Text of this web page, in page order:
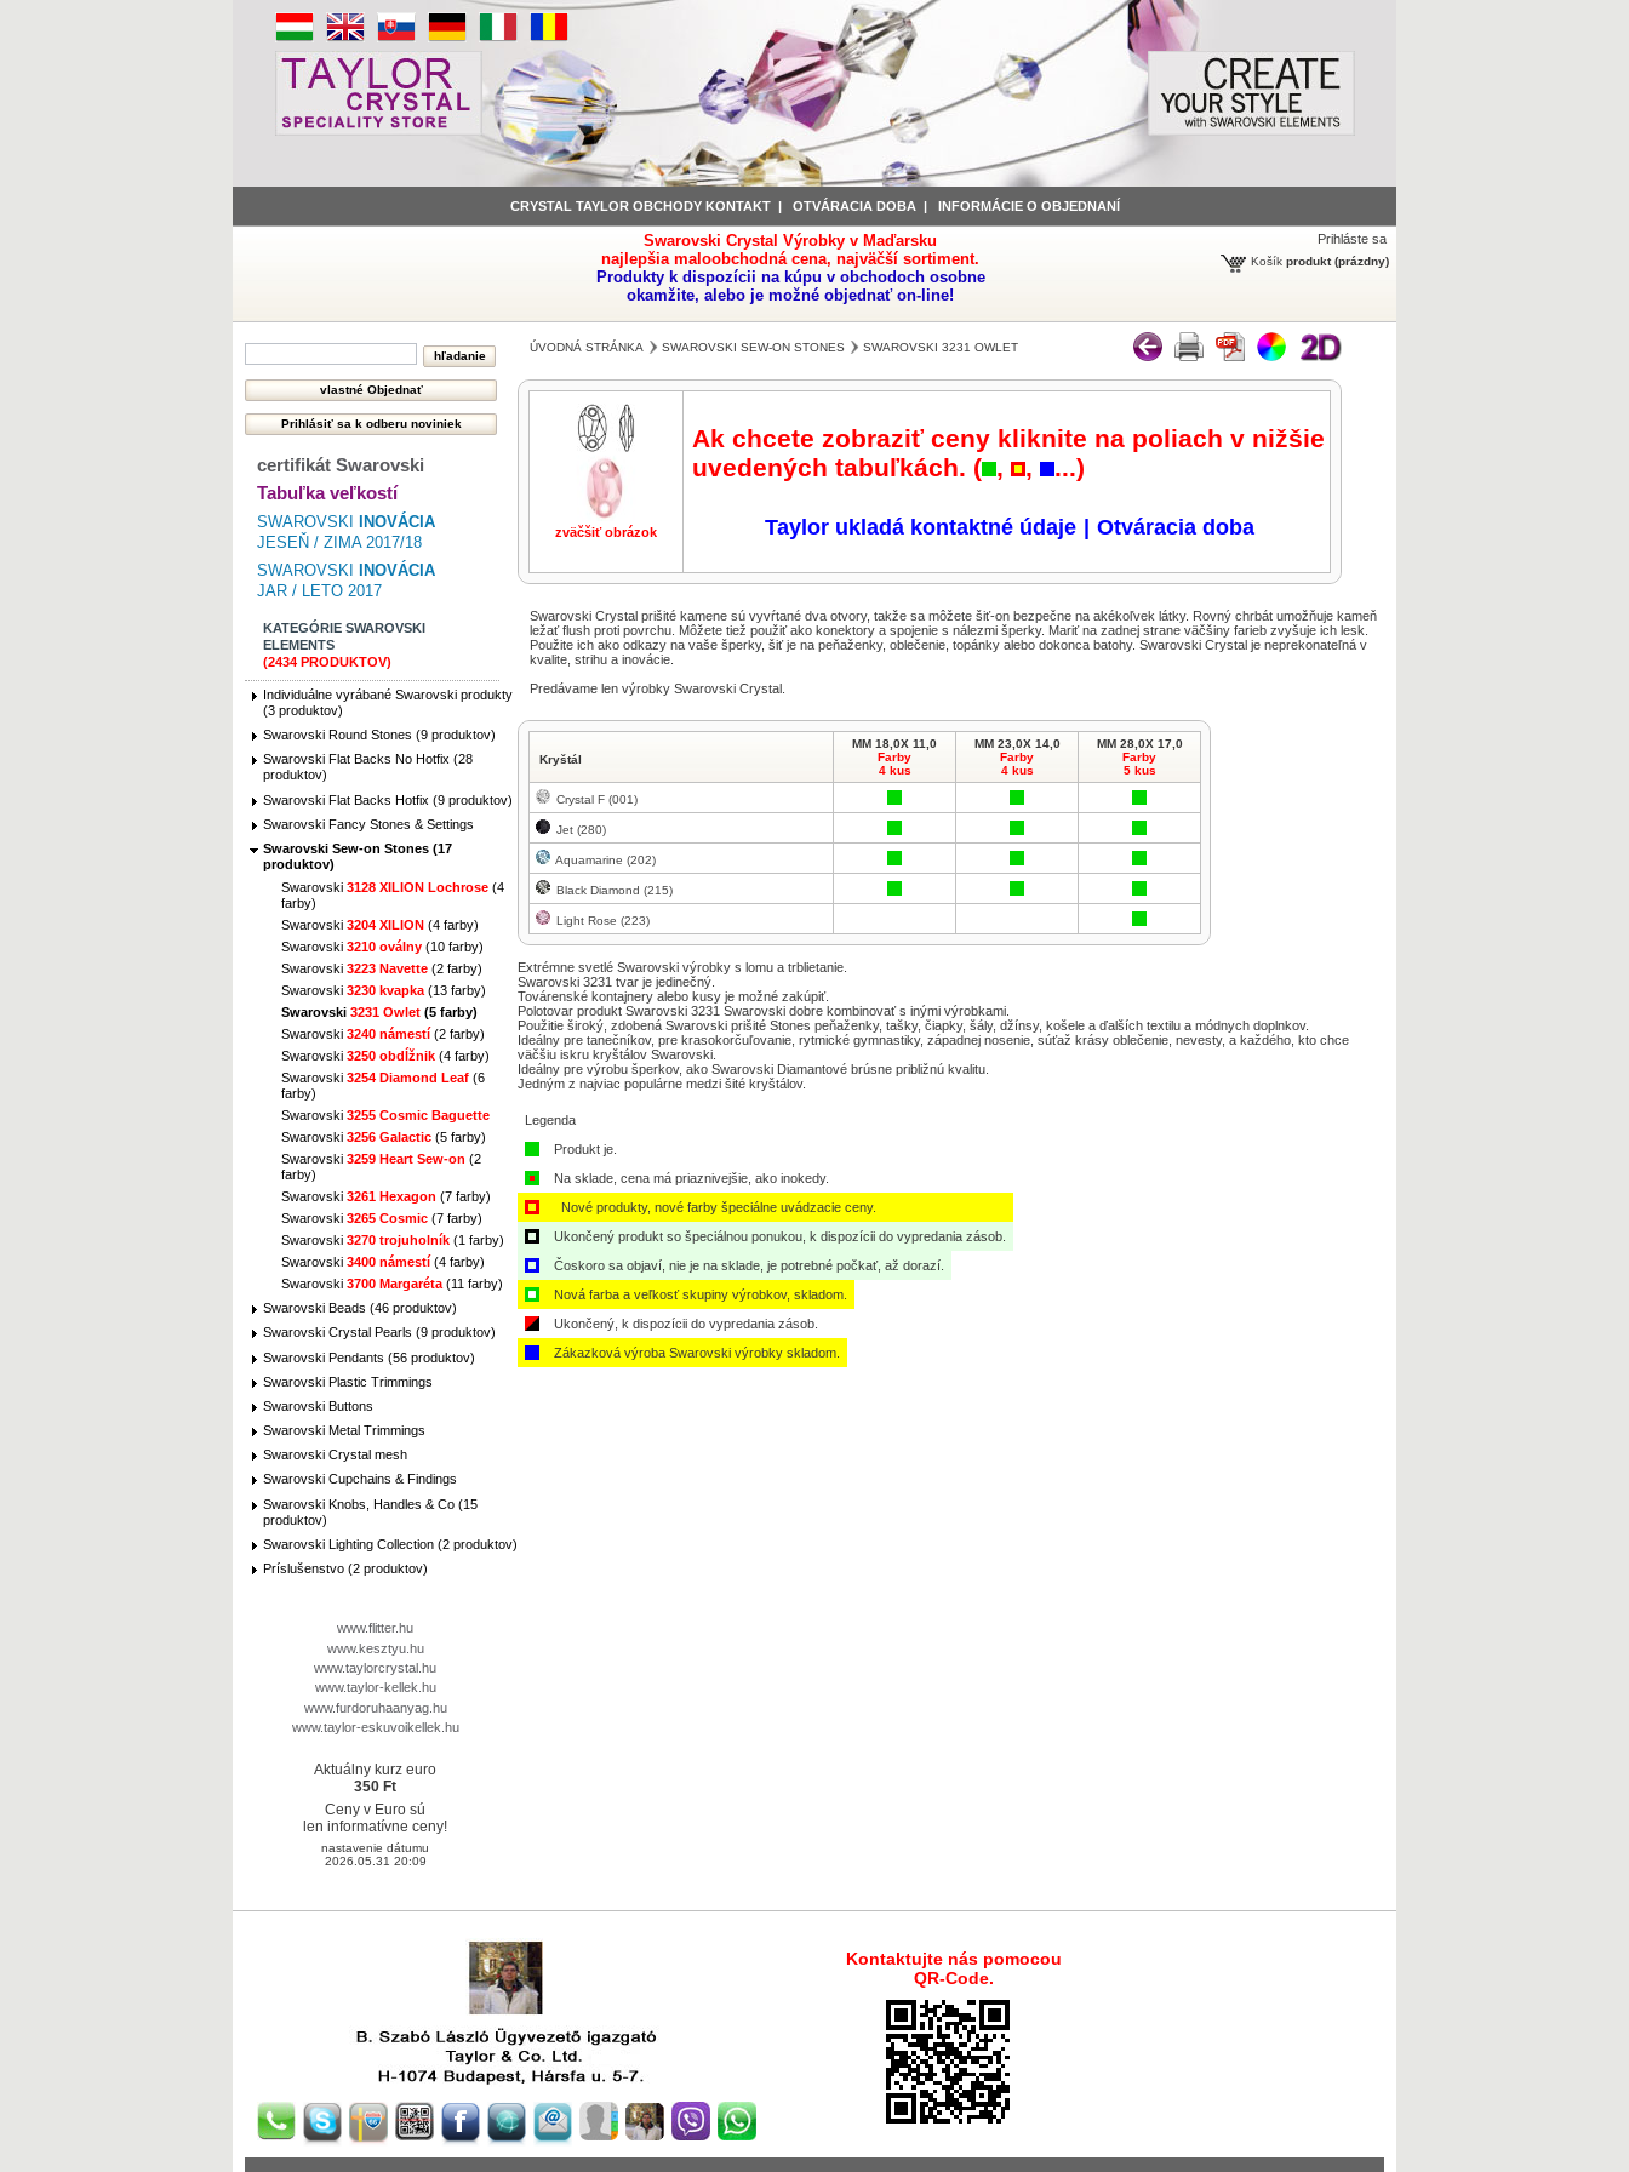
CRYSTAL TAYLOR OBCHODY KONTAKT| OTVÁRACIA DOBA | INFORMÁCIE O OBJEDNANÍ
Swarovski Crystal Výrobky v Maďarsku
najlepšia maloobchodná cena, najväčší sortiment.
Produkty k dispozícii na kúpu v obchodoch osobne
okamžite, alebo je možné objednať on-line!
Prihláste sa
Košík produkt (prázdny)
certifikát Swarovski
Tabuľka veľkostí
SWAROVSKI
INOVÁCIA
JESEŇ / ZIMA 2017/18
SWAROVSKI
INOVÁCIA
JAR / LETO 2017
KATEGÓRIE SWAROVSKI
ELEMENTS
(2434 PRODUKTOV)
Individuálne vyrábané Swarovski produkty
(3 produktov)
Swarovski Round Stones (9 produktov)
Swarovski Flat Backs No Hotfix (28
produktov)
Swarovski Flat Backs Hotfix (9 produktov)
Swarovski Fancy Stones & Settings
Swarovski Sew-on Stones (17
produktov)
Swarovski 3128 XILION Lochrose (4
farby)
Swarovski 3204 XILION (4 farby)
Swarovski 3210 oválny (10 farby)
Swarovski 3223 Navette (2 farby)
Swarovski 3230 kvapka (13 farby)
Swarovski 3231 Owlet (5 farby)
Swarovski 3240 námestí (2 farby)
Swarovski 3250 obdĺžnik (4 farby)
Swarovski 3254 Diamond Leaf (6
farby)
Swarovski 3255 Cosmic Baguette
Swarovski 3256 Galactic (5 farby)
Swarovski 3259 Heart Sew-on (2
farby)
Swarovski 3261 Hexagon (7 farby)
Swarovski 3265 Cosmic (7 farby)
Swarovski 3270 trojuholník (1 farby)
Swarovski 3400 námestí (4 farby)
Swarovski 3700 Margaréta (11 farby)
Swarovski Beads (46 produktov)
Swarovski Crystal Pearls (9 produktov)
Swarovski Pendants (56 produktov)
Swarovski Plastic Trimmings
Swarovski Buttons
Swarovski Metal Trimmings
Swarovski Crystal mesh
Swarovski Cupchains & Findings
Swarovski Knobs, Handles & Co (15
produktov)
Swarovski Lighting Collection (2 produktov)
Príslušenstvo (2 produktov)
www.flitter.hu
www.kesztyu.hu
www.taylorcrystal.hu
www.taylor-kellek.hu
www.furdoruhaanyag.hu
www.taylor-eskuvoikellek.hu
Aktuálny kurz euro
350 Ft
Ceny v Euro sú
len informatívne ceny!
nastavenie dátumu
2026.05.31 20:09
ÚVODNÁ STRÁNKA SWAROVSKI SEW-ON STONES SWAROVSKI 3231 OWLET
zväčšiť obrázok zväčšiť obrázok zväčšiť obrázok zväčšiť obrázok zväčšiť obrázok
Ak chcete zobraziť ceny kliknite na poliach v nižšie
uvedených tabuľkách. ( , , ...)
Taylor ukladá kontaktné údaje Otváracia doba
Swarovski Crystal prišité kamene sú vyvŕtané dva otvory, takže sa môžete šiť-on bezpečne na akékoľvek látky. Rovný chrbát umožňuje kameň
ležať flush proti povrchu Môžete tiež použiť ako konektory a spojenie s nálezmi šperky. Mariť na zadnej strane väčšiny farieb zvyšuje ich lesk
Použite ich ako odkazy na vaše šperky, šiť je na peňaženky, oblečenie , topánky alebo dokonca batohy. Swarovski Crystal je neprekonateľná v
kvalite strihu a inovácie
Predávame len výrobky Swarovski Crystal
Kryštál
MM 18,0X 11,0
Farby
4 kus
MM 23,0X 14,0
Farby
4 kus
MM 28,0X 17,0
Farby
5 kus
Crystal F (001)
Jet (280)
Aquamarine (202)
Black Diamond (215)
Light Rose (223)
Extrémne svetlé Swarovski výrobky s lomu a trblietanie.
Swarovski 3231 tvar je jedinečný.
Továrenské kontajnery alebo kusy je možné zakúpiť.
Polotovar produkt Swarovski 3231 Swarovski dobre kombinovať s inými výrobkami.
Použitie široký, zdobená Swarovski prišité Stones peňaženky, tašky, čiapky, šály, džínsy, košele a ďalších textilu a módnych doplnkov.
Ideálny pre tanečníkov, pre krasokorčuľovanie, rytmické gymnastiky, západnej nosenie, súťaž krásy oblečenie, nevesty, a každého, kto chce
väčšiu iskru kryštálov Swarovski.
Ideálny pre výrobu šperkov, ako Swarovski Diamantové brúsne približnú kvalitu.
Jedným z najviac populárne medzi šité kryštálov.
Legenda
Produkt je.
Na sklade, cena má priaznivejšie, ako inokedy.
Nové produkty, nové farby špeciálne uvádzacie ceny.
Ukončený produkt so špeciálnou ponukou, k dispozícii do vypredania zásob.
Čoskoro sa objaví, nie je na sklade, je potrebné počkať, až dorazí.
Nová farba a veľkosť skupiny výrobkov, skladom.
Ukončený, k dispozícii do vypredania zásob.
Zákazková výroba Swarovski výrobky skladom.
Kontaktujte nás pomocou
QR-Code.